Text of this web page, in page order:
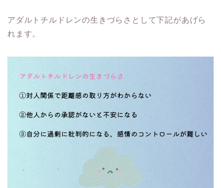
アダルトチルドレンの生きづらさとして下記があげら
れます。